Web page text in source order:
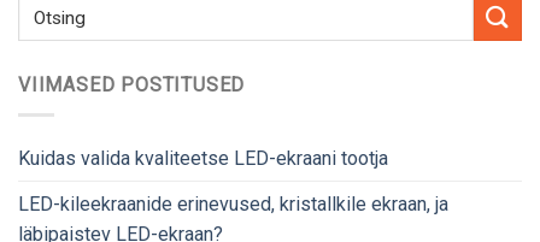
VIIMASED POSTITUSED
Kuidas valida kvaliteetse LED-ekraani tootja
LED-kileekraanide erinevused, kristallkile ekraan, ja
läbipaistev LED-ekraan?